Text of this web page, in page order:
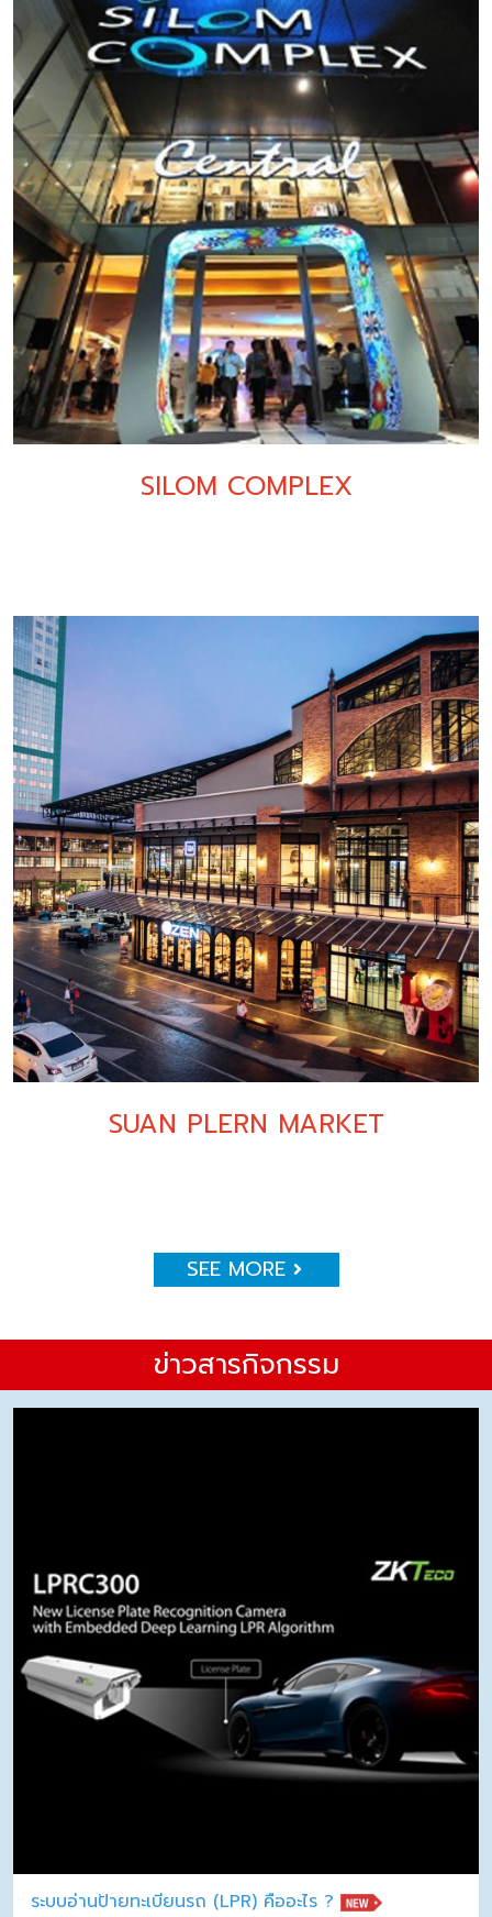
SILOM COMPLEX
SUAN PLERN MARKET
SEE MORE
ข่าวสารกิจกรรม
ระบบอ่านป้ายทะเบียนรถ (LPR) คืออะไร ?